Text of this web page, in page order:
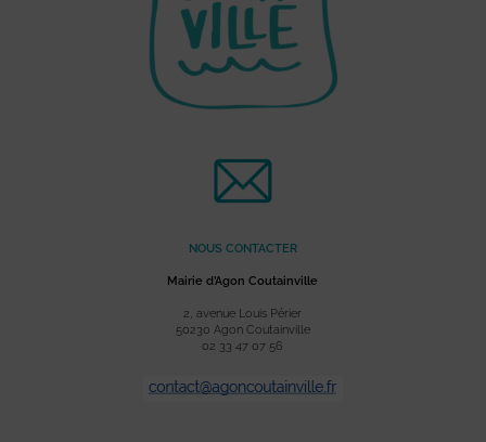
NOUS CONTACTER
Mairie d’Agon Coutainville
2, avenue Louis Périer
50230 Agon Coutainville
02 33 47 07 56